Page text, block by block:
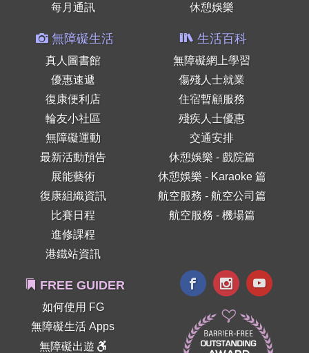
每月通訊
休憩娛樂
無障礙生活
真人圖書館
優惠速遞
復康便利店
輪友小社區
無障礙運動
最新活動預告
展能藝術
復康組織資訊
比賽日程
進修課程
港鐵站資訊
生活百科
無障礙網上學習
傷殘人士就業
住宿暫顧服務
殘疾人士優惠
交通安排
休憩娛樂 - 戲院篇
休憩娛樂 - Karaoke 篇
航空服務 - 航空公司篇
航空服務 - 機場篇
FREE GUIDER
如何使用 FG
無障礙生活 Apps
無障礙出遊